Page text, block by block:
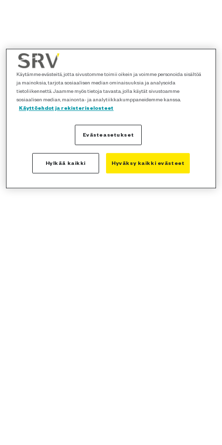
Käytämme evästeitä, jotta sivustomme toimii oikein ja voimme personoida sisältöä
ja mainoksia, tarjota sosiaalisen median ominaisuuksia ja analysoida
tietoliikennettä. Jaamme myös tietoja tavasta, jolla käytät sivustoamme
sosiaalisen median, mainonta- ja analytiikkakumppaneidemme kanssa.
Käyttöehdot ja rekisteriselosteet
Evästeasetukset
Hylkää kaikki Hyväksy kaikki evästeet